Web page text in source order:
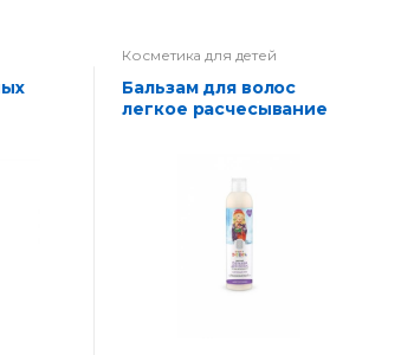
Косметика для детей
Бальзам для волос
легкое расчесывание